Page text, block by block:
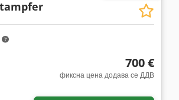
700 €
фиксна цена додава се ДДВ